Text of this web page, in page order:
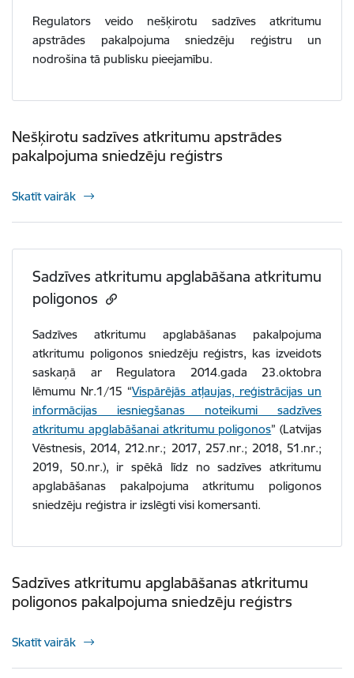
Regulators veido nešķirotu sadzīves atkritumu
apstrādes pakalpojuma sniedzēju reģistru un
nodrošina tā publisku pieejamību.
Nešķirotu sadzīves atkritumu apstrādes
pakalpojuma sniedzēju reģistrs
Skatīt vairāk
Sadzīves atkritumu apglabāšana atkritumu
poligonos
Sadzīves atkritumu apglabāšanas pakalpojuma
atkritumu poligonos sniedzēju reģistrs, kas izveidots
saskaņā ar Regulatora 2014.gada 23.oktobra
lēmumu Nr.1/15 “Vispārējās atļaujas, reģistrācijas un
informācijas iesniegšanas noteikumi sadzīves
atkritumu apglabāšanai atkritumu poligonos” (Latvijas
Vēstnesis, 2014, 212.nr.; 2017, 257.nr.; 2018, 51.nr.;
2019, 50.nr.), ir spēkā līdz no sadzīves atkritumu
apglabāšanas pakalpojuma atkritumu poligonos
sniedzēju reģistra ir izslēgti visi komersanti.
Sadzīves atkritumu apglabāšanas atkritumu
poligonos pakalpojuma sniedzēju reģistrs
Skatīt vairāk